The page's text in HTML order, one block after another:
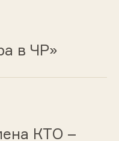
в ЧР»
КТО –